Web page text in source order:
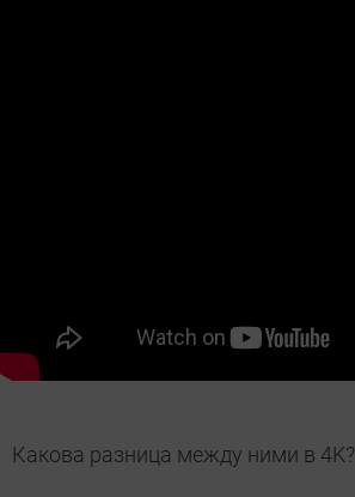
Какова разница между ними в 4K?